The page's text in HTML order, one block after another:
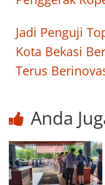
Jadi Penguji
Kota Bekasi
Terus
Anda